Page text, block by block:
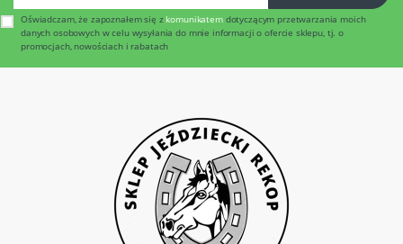
Oświadczam, że zapoznałem się z komunikatemdotyczącym przetwarzania moich
danych osobowych w celu wysyłania do mnie informacji o ofercie sklepu, tj. o
promocjach, nowościach i rabatach